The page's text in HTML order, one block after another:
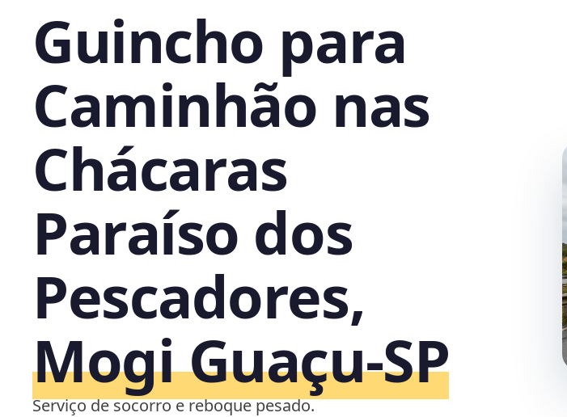
Guincho para
Caminhão nas
Chácaras
Paraíso dos
Pescadores,
Mogi Guaçu‑SP
Serviço de socorro e reboque pesado.